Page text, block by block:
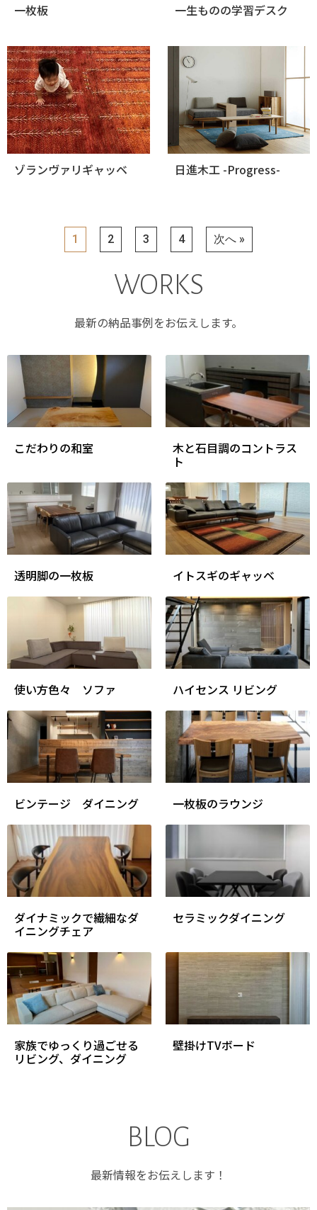
一枚板 一生ものの学習デスク
ゾランヴァリギャッベ 日進木工 -Progress-
1 2 3 4 次へ »
WORKS
最新の納品事例をお伝えします。
こだわりの和室 木と石目調のコントラス
ト
透明脚の一枚板 イトスギのギャッベ
使い方色々 ソファ ハイセンス リビング
ビンテージ ダイニング 一枚板のラウンジ
ダイナミックで繊細なダ
イニングチェア
セラミックダイニング
家族でゆっくり過ごせる
リビング、ダイニング
壁掛けTVボード
BLOG
最新情報をお伝えします！